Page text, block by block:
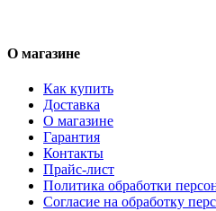
О магазине
Как купить
Доставка
О магазине
Гарантия
Контакты
Прайс-лист
Политика обработки
Согласие на обработку